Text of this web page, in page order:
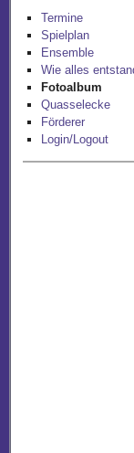
Termine
Spielplan
Ensemble
Wie alles
Fotoalbum
Quasselecke
Förderer
Login/Logout